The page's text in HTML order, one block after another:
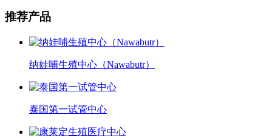
推荐产品
纳娃哺生殖中心（Nawabutr）
泰国第一试管中心